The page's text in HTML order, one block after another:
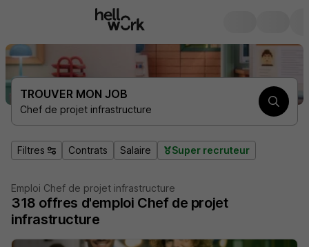
TROUVER MON JOB
Chef de projet infrastructure
Filtres Contrats Salaire Super recruteur
Emploi Chef de projet infrastructure
318 offres d'emploi Chef de projet
infrastructure